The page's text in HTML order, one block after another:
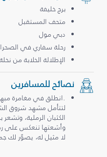
برج خليفة
متحف المستقبل
دبي مول
رحلة سفاري في
الإطلالة الخلابة من
نصائح للمسافرين
.انطلق في مغامرة
لتتأمل مشهد شروق
الكثبان الرملية،
وأشعتها تنعكس على
لا مثيل له، يصوّر لك